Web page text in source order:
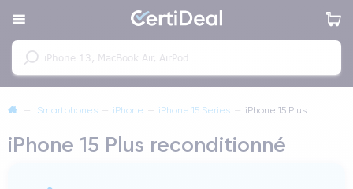
— Smartphones — iPhone — iPhone 15 Series — iPhone 15 Plus
iPhone 15 Plus reconditionné